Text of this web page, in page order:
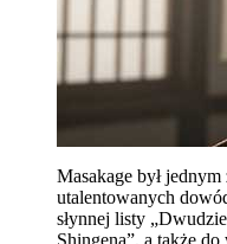
Masakage był
utalentowanych
słynnej listy
Shingena”, a także